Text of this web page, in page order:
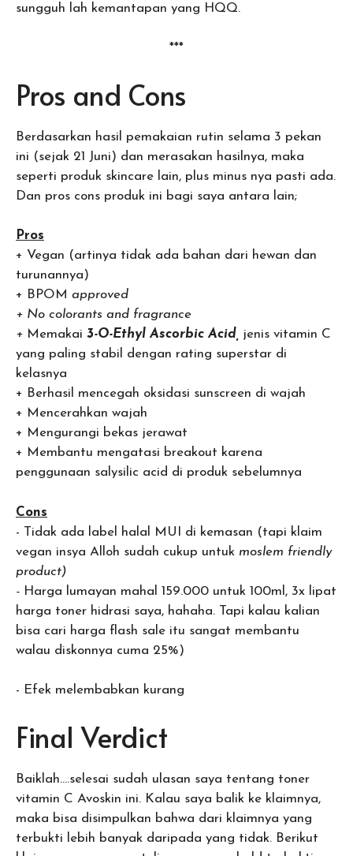
sungguh lah kemantapan yang HQQ.
***
Pros and Cons
Berdasarkan hasil pemakaian rutin selama 3 pekan
ini (sejak 21 Juni) dan merasakan hasilnya, maka
seperti produk skincare lain, plus minus nya pasti ada.
Dan pros cons produk ini bagi saya antara lain;
Pros
+ Vegan (artinya tidak ada bahan dari hewan dan
turunannya)
+ BPOM approved
+ No colorants and fragrance
+ Memakai 3-O-Ethyl Ascorbic Acid, jenis vitamin C
yang paling stabil dengan rating superstar di
kelasnya
+ Berhasil mencegah oksidasi sunscreen di wajah
+ Mencerahkan wajah
+ Mengurangi bekas jerawat
+ Membantu mengatasi breakout karena
penggunaan salysilic acid di produk sebelumnya
Cons
- Tidak ada label halal MUI di kemasan (tapi klaim
vegan insya Alloh sudah cukup untuk moslem friendly
product)
- Harga lumayan mahal 159.000 untuk 100ml, 3x lipat
harga toner hidrasi saya, hahaha. Tapi kalau kalian
bisa cari harga flash sale itu sangat membantu
walau diskonnya cuma 25%)
- Efek melembabkan kurang
Final Verdict
Baiklah….selesai sudah ulasan saya tentang toner
vitamin C Avoskin ini. Kalau saya balik ke klaimnya,
maka bisa disimpulkan bahwa dari klaimnya yang
terbukti lebih banyak daripada yang tidak. Berikut